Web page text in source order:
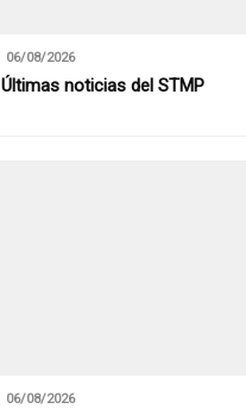
06/08/2026
Últimas noticias del STMP
06/08/2026